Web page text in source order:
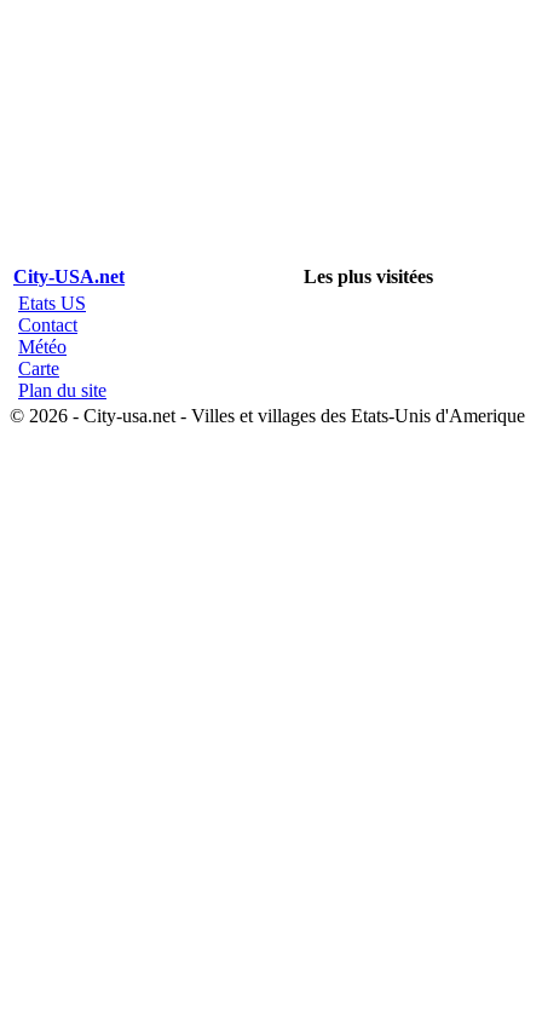
City-USA.net
Les plus visitées
Etats US
Contact
Météo
Carte
Plan du site
© 2026 - City-usa.net - Villes et villages des Etats-Unis d'Amerique